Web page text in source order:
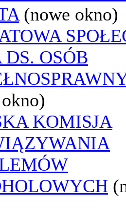
(nowe okno)
OSÓB
KOMISJA